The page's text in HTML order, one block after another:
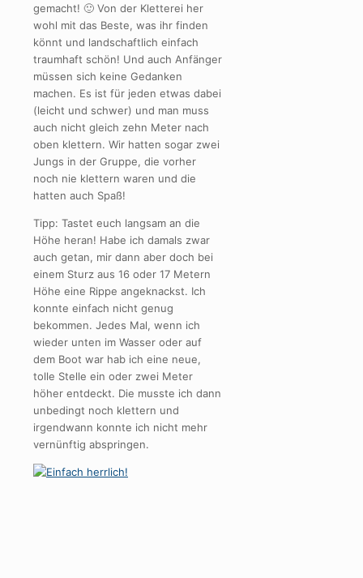
gemacht! 🙂 Von der Kletterei her
wohl mit das Beste, was ihr finden
könnt und landschaftlich einfach
traumhaft schön! Und auch Anfänger
müssen sich keine Gedanken
machen. Es ist für jeden etwas dabei
(leicht und schwer) und man muss
auch nicht gleich zehn Meter nach
oben klettern. Wir hatten sogar zwei
Jungs in der Gruppe, die vorher
noch nie klettern waren und die
hatten auch Spaß!
Tipp: Tastet euch langsam an die
Höhe heran! Habe ich damals zwar
auch getan, mir dann aber doch bei
einem Sturz aus 16 oder 17 Metern
Höhe eine Rippe angeknackst. Ich
konnte einfach nicht genug
bekommen. Jedes Mal, wenn ich
wieder unten im Wasser oder auf
dem Boot war hab ich eine neue,
tolle Stelle ein oder zwei Meter
höher entdeckt. Die musste ich dann
unbedingt noch klettern und
irgendwann konnte ich nicht mehr
vernünftig abspringen.